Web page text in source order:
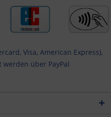
Visa, American Express),
über PayPal